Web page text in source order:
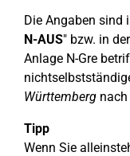
Die Angaben sind
N-AUS" bzw. in
Anlage N-Gre
Württemberg
Tipp
Wenn Sie